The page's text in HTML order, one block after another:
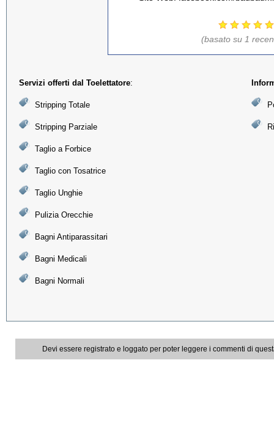
(basato su 1
Servizi offerti dal Toelettatore:
Stripping Totale
Stripping Parziale
Taglio a Forbice
Taglio con Tosatrice
Taglio Unghie
Pulizia Orecchie
Bagni Antiparassitari
Bagni Medicali
Bagni Normali
Devi essere registrato e loggato per poter leggere i commenti di